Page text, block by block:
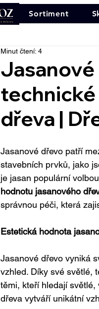
Sortiment
dřeva |
Minut čtení: 4
Jasanové dřevo patří
stavebních prvků, jako
je jasan populární
hodnotu jasanového
správnou péči, která
Estetická hodnota
Jasanové dřevo vyniká
vzhled. Díky své světlé,
těmi, kteří hledají světlé,
dřeva vytváří unikátní